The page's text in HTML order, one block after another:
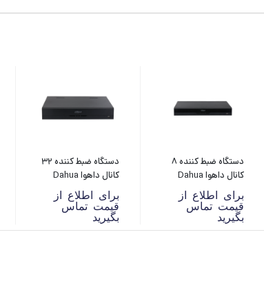
دستگاه ضبط کننده 8
کانال داهوا Dahua
XVR5108HS-4KL-I3
برای اطلاع از
قیمت تماس
بگیرید
دستگاه ضبط کننده 32
کانال داهوا Dahua
XVR5432L-I
برای اطلاع از
قیمت تماس
بگیرید